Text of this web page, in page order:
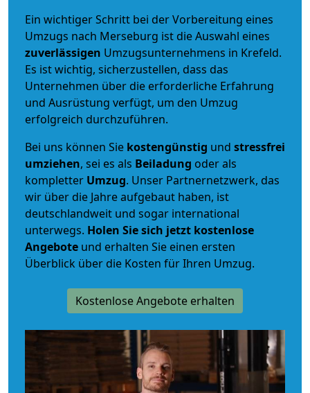
Ein wichtiger Schritt bei der Vorbereitung eines
Umzugs nach Merseburg ist die Auswahl eines
zuverlässigen Umzugsunternehmens in Krefeld.
Es ist wichtig, sicherzustellen, dass das
Unternehmen über die erforderliche Erfahrung
und Ausrüstung verfügt, um den Umzug
erfolgreich durchzuführen.
Bei uns können Sie kostengünstig und stressfrei
umziehen, sei es als Beiladung oder als
kompletter Umzug. Unser Partnernetzwerk, das
wir über die Jahre aufgebaut haben, ist
deutschlandweit und sogar international
unterwegs. Holen Sie sich jetzt kostenlose
Angebote und erhalten Sie einen ersten
Überblick über die Kosten für Ihren Umzug.
Kostenlose Angebote erhalten